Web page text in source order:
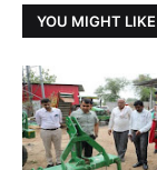
YOU MIGHT LIKE